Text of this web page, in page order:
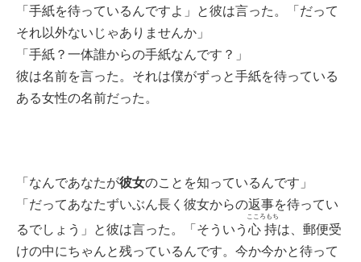
「手紙を待っているんですよ」と彼は言った。「だって
それ以外ないじゃありませんか」
「手紙？一体誰からの手紙なんです？」
彼は名前を言った。それは僕がずっと手紙を待っている
ある女性の名前だった。
「なんであなたが彼女のことを知っているんです」
「だってあなたずいぶん長く彼女からの返事を待ってい
るでしょう」と彼は言った。「そういう心持
こころもち
は、郵便受
けの中にちゃんと残っているんです。今か今かと待って